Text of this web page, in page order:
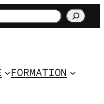
FORMATION